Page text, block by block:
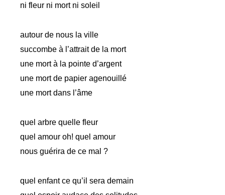
ni fleur ni mort ni soleil
autour de nous la ville
succombe à l’attrait de la mort
une mort à la pointe d’argent
une mort de papier agenouillé
une mort dans l’âme
quel arbre quelle fleur
quel amour oh! quel amour
nous guérira de ce mal ?
quel enfant ce qu’il sera demain